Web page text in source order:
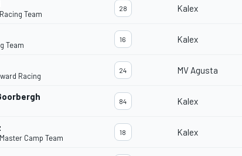
Team
28 Kalex
Team
16 Kalex
Racing
24 MV Agusta
84 Kalex
Camp Team
18 Kalex